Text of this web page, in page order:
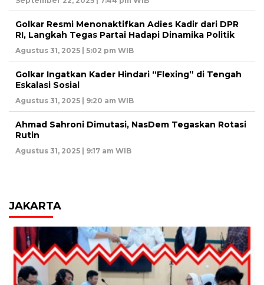
Golkar Resmi Menonaktifkan Adies Kadir dari DPR
RI, Langkah Tegas Partai Hadapi Dinamika Politik
Agustus 31, 2025 | 5:02 pm WIB
Golkar Ingatkan Kader Hindari “Flexing” di Tengah
Eskalasi Sosial
Agustus 31, 2025 | 9:20 am WIB
Ahmad Sahroni Dimutasi, NasDem Tegaskan Rotasi
Rutin
Agustus 31, 2025 | 9:17 am WIB
JAKARTA